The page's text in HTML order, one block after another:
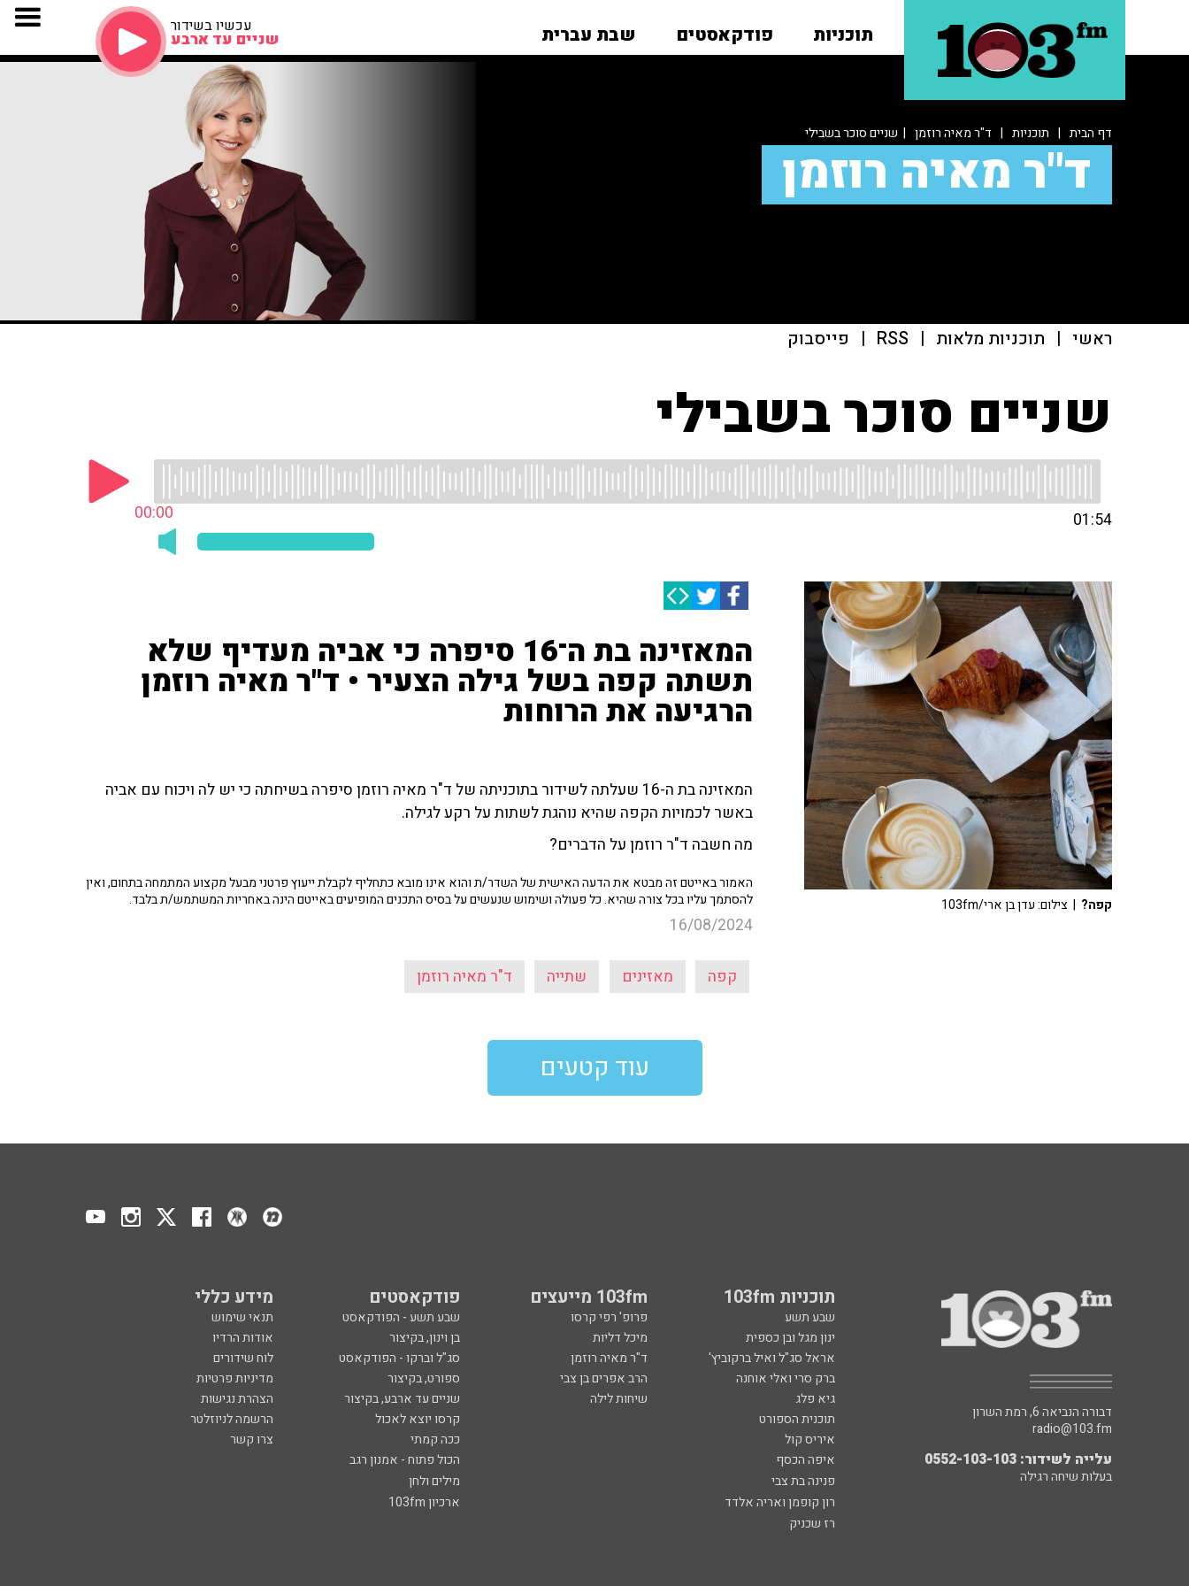
תוכניות פודקאסטים שבת עברית עכשיו בשידור
שניים עד ארבע
דף הבית | תוכניות | ד"ר מאיה רוזמן | שניים סוכר בשבילי
ד"ר מאיה רוזמן
ראשי | תוכניות מלאות |
RSS
| פייסבוק
שניים סוכר בשבילי
00:00 01:54
המאזינה בת ה־16 סיפרה כי אביה מעדיף שלא
תשתה קפה בשל גילה הצעיר • ד"ר מאיה רוזמן
הרגיעה את הרוחות
המאזינה בת ה-16 שעלתה לשידור בתוכניתה של ד"ר מאיה רוזמן סיפרה בשיחתה כי יש לה ויכוח עם אביה
באשר לכמויות הקפה שהיא נוהגת לשתות על רקע לגילה.
מה חשבה ד"ר רוזמן על הדברים?
האמור באייטם זה מבטא את הדעה האישית של השדר/ת והוא אינו מובא כתחליף לקבלת ייעוץ פרטני מבעל מקצוע המתמחה בתחום, ואין
להסתמך עליו בכל צורה שהיא. כל פעולה ושימוש שנעשים על בסיס התכנים המופיעים באייטם הינה באחריות המשתמש/ת בלבד.
16/08/2024
קפה מאזינים שתייה ד"ר מאיה רוזמן
קפה? | צילום: עדן בן ארי/103fm
עוד קטעים
תוכניות 103fm 103fm מייעצים פודקאסטים מידע כללי
שבע תשע פרופ' רפי קרסו שבע תשע - הפודקאסט
תנאי שימוש
ינון מגל ובן כספית
מיכל דליות בן וינון, בקיצור
אודות הרדיו
אראל סג"ל ואיל ברקוביץ'
ד"ר מאיה רוזמן סג"ל וברקו - הפודקאסט
לוח שידורים
ברק סרי ואלי אוחנה
הרב אפרים בן צבי ספורט, בקיצור
מדיניות פרטיות
גיא פלג
שיחות לילה שניים עד ארבע, בקיצור
הצהרת נגישות
תוכנית הספורט
קרסו יוצא לאכול
הרשמה לניוזלטר
איריס קול
ככה קמתי
צרו קשר
איפה הכסף
הכול פתוח - אמנון רגב
פנינה בת צבי
מילים ולחן
רון קופמן ואריה אלדד
ארכיון 103fm
רז שכניק
דבורה הנביאה 6, רמת השרון
radio@103.fm
עלייה לשידור: 0552-103-103
בעלות שיחה רגילה